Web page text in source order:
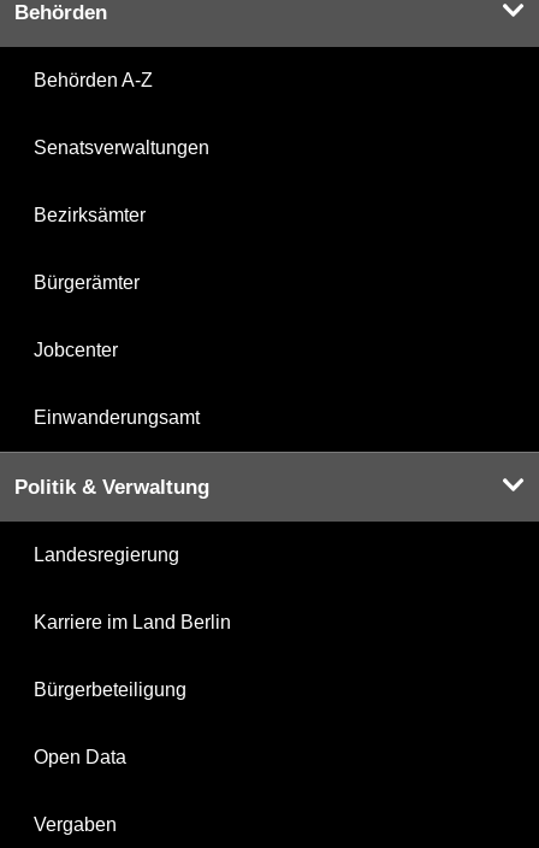
Behörden
Behörden A-Z
Senatsverwaltungen
Bezirksämter
Bürgerämter
Jobcenter
Einwanderungsamt
Politik & Verwaltung
Landesregierung
Karriere im Land Berlin
Bürgerbeteiligung
Open Data
Vergaben